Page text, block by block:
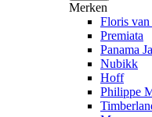
Merken
Floris
Premiata
Panama
Nubikk
Hoff
Philippe